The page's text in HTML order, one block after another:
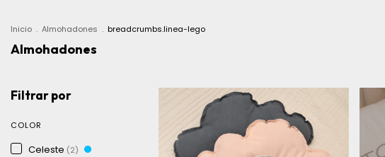
Inicio . Almohadones . breadcrumbs.linea-lego
Almohadones
Filtrar por
COLOR
Celeste (2)